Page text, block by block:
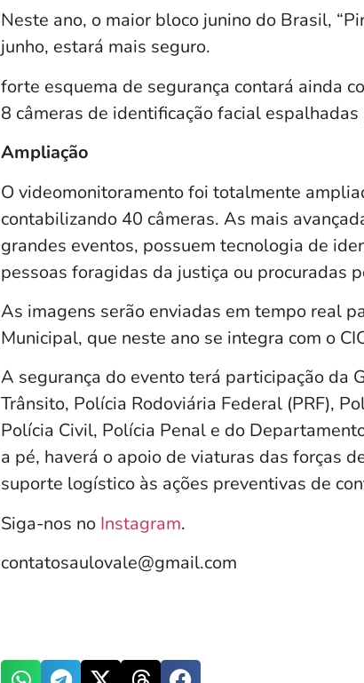
Neste ano, o maior bloco junino do Brasil,
junho, estará mais seguro.
forte esquema de segurança contará ainda
8 câmeras de identificação facial
Ampliação
O videomonitoramento foi totalmente
contabilizando 40 câmeras. As mais
grandes eventos, possuem tecnologia de
pessoas foragidas da justiça ou procuradas
As imagens serão enviadas em tempo real
Municipal, que neste ano se integra com o
A segurança do evento terá participação da
Trânsito, Polícia Rodoviária Federal (PRF),
Polícia Civil, Polícia Penal e do
a pé, haverá o apoio de viaturas das forças
suporte logístico às ações preventivas de
Siga-nos no Instagram.
contatosaulovale@gmail.com